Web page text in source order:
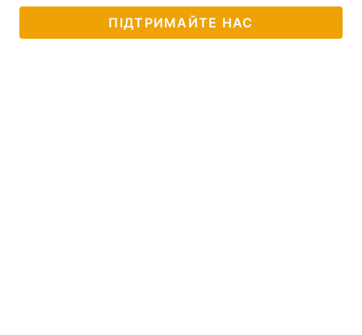
Контакти
ПІДТРИМАЙТЕ НАС